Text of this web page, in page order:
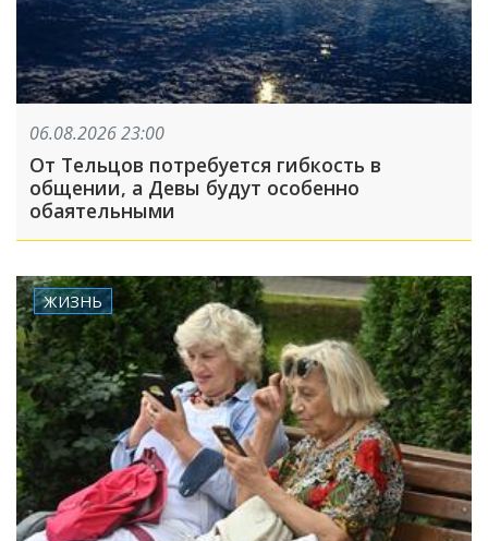
06.08.2026 23:00
От Тельцов потребуется гибкость в
общении, а Девы будут особенно
обаятельными
ЖИЗНЬ